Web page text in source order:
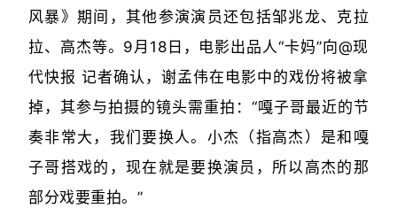
风暴》期间，其他参演演员还包括邹兆龙、克拉
拉、高杰等。9月18日，电影出品人“卡妈”向@现
代快报 记者确认，谢孟伟在电影中的戏份将被拿
掉，其参与拍摄的镜头需重拍：“嘎子哥最近的节
奏非常大，我们要换人。小杰（指高杰）是和嘎
子哥搭戏的，现在就是要换演员，所以高杰的那
部分戏要重拍。”